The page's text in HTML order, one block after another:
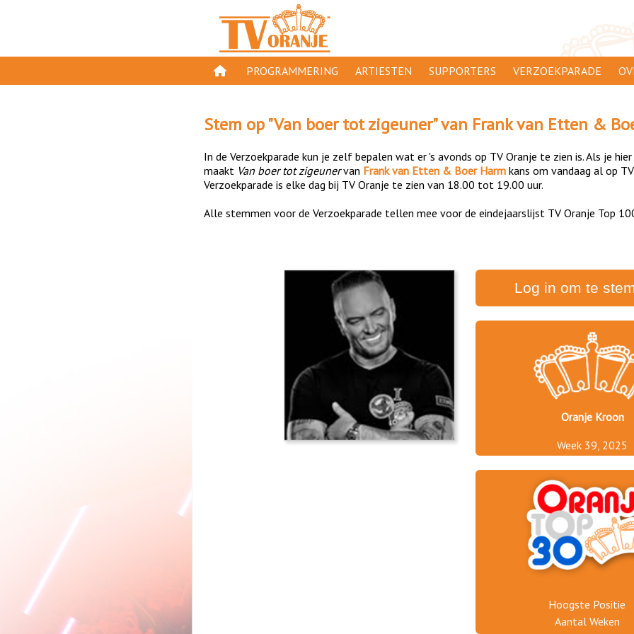
PROGRAMMERING
GESPEELD OP TV ORANJE
ORANJE KROON
TV ORANJE TOP 1000
11 VAN ORANJE
ARTIESTEN SUPPORTERS
AANMELDEN
VERZOEKPARADE
Stem op "Van boer tot zigeuner" van Frank van Etten &
In de Verzoekparade kun je zelf bepalen wat er 's avonds op TV Oranje te zien is. Als je
maakt Van boer tot zigeunervan Frank van Etten & Boer Harm kans om vandaag al op
Verzoekparade is elke dag bij TV Oranje te zien van 18.00 tot 19.00 uur.
Alle stemmen voor de Verzoekparade tellen mee voor de eindejaarslijst TV Oranje Top
Log in om te
Oranje Kroon
Week 39, 2025
Hoogste Positie
Aantal Weken